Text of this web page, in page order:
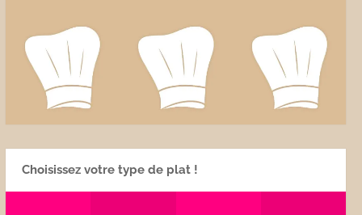
Choisissez votre type de plat !